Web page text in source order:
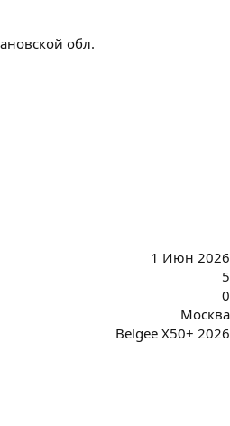
обл.
1 Июн 2026
5
0
Москва
Belgee X50+ 2026